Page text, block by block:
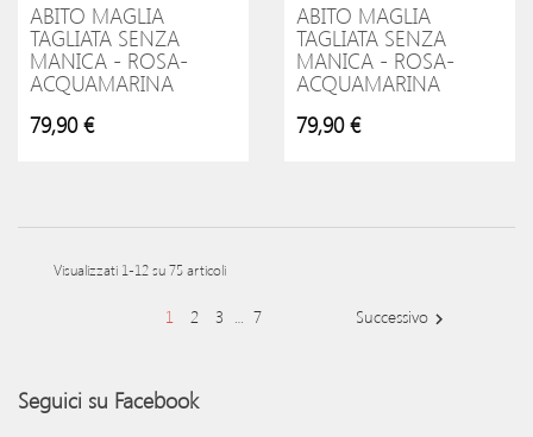
ABITO MAGLIA
TAGLIATA SENZA
MANICA - ROSA-
ACQUAMARINA
79,90 €
ABITO MAGLIA
TAGLIATA SENZA
MANICA - ROSA-
ACQUAMARINA
79,90 €
Visualizzati 1-12 su 75 articoli
1 2 3 7 Successivo 
Seguici su Facebook